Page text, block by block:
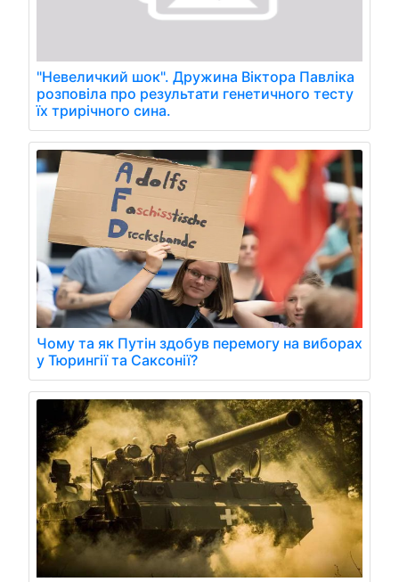
"Невеличкий шок". Дружина Віктора Павліка
розповіла про результати генетичного тесту
їх трирічного сина.
Чому та як Путін здобув перемогу на виборах
у Тюрингії та Саксонії?